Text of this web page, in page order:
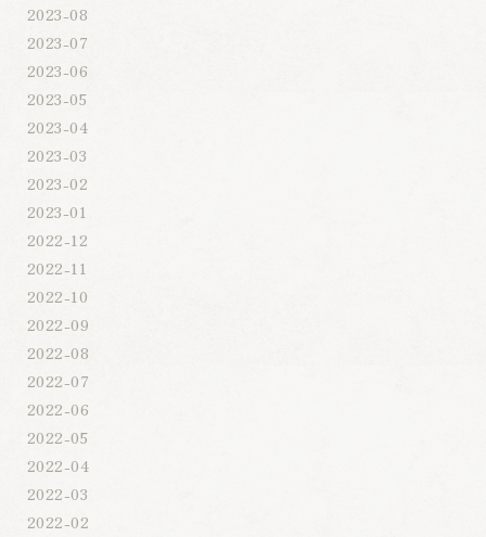
2023-08
2023-07
2023-06
2023-05
2023-04
2023-03
2023-02
2023-01
2022-12
2022-11
2022-10
2022-09
2022-08
2022-07
2022-06
2022-05
2022-04
2022-03
2022-02